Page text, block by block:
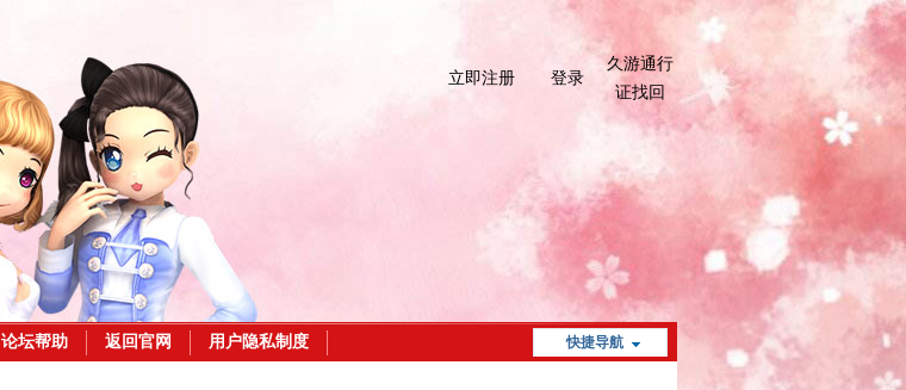
立即注册 登录
久游通行
证找回
快捷导航
论坛帮助 返回官网 用户隐私制度